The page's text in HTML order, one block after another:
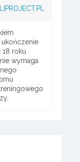
18 roku
wymaga